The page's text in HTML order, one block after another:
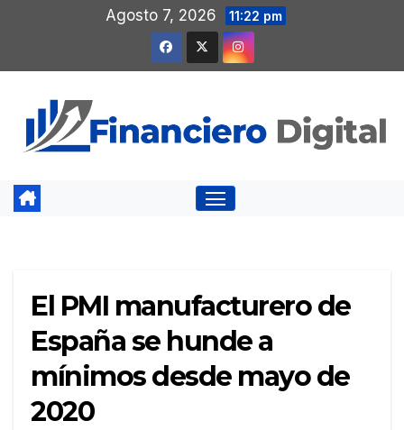
contenido
Agosto 7, 2026 11:22 pm
El PMI manufacturero de
España se hunde a
mínimos desde mayo de
2020